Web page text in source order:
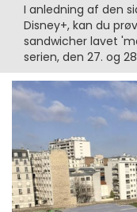
I anledning af den
Disney+, kan du
sandwicher lavet
serien, den 27. og